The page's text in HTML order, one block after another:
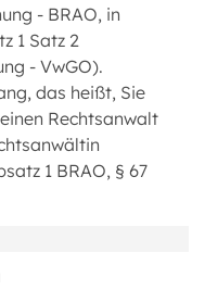
- BRAO, in
1 Satz 2
- VwGO).
das heißt, Sie
Rechtsanwalt
1 BRAO, § 67